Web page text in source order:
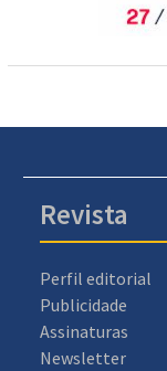
Revista
Perfil editorial
Publicidade
Assinaturas
Newsletter